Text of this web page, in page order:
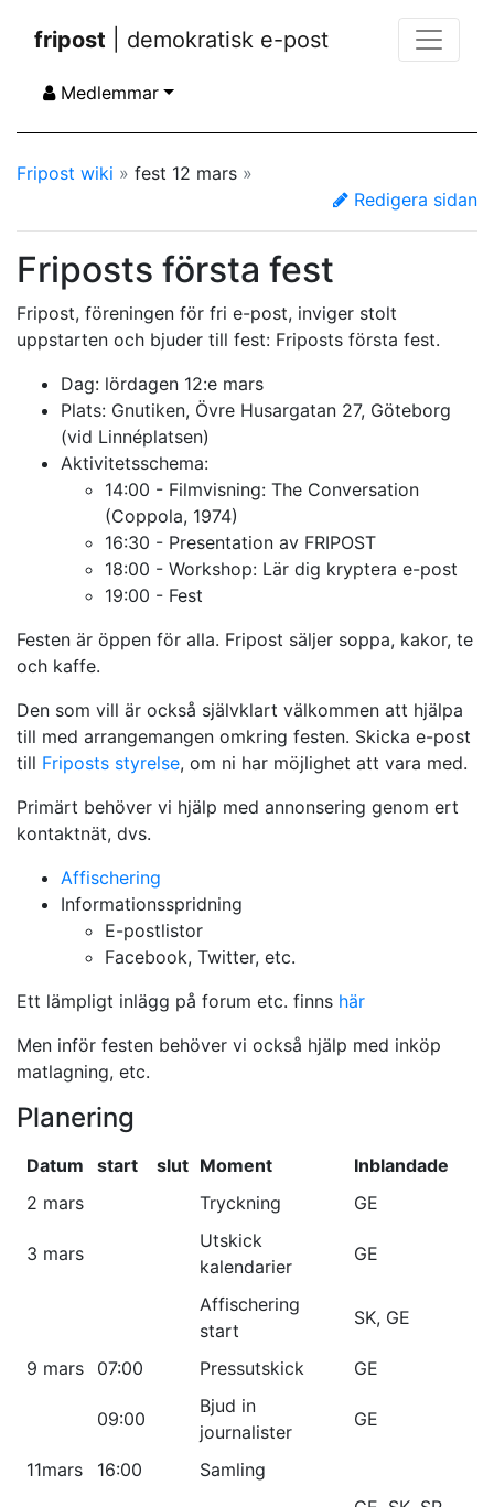
fripost | demokratisk e-post
Medlemmar
Fripost wiki » fest 12 mars »
Redigera sidan
Friposts första fest
Fripost, föreningen för fri e-post, inviger stolt
uppstarten och bjuder till fest: Friposts första fest.
Dag: lördagen 12:e mars
Plats: Gnutiken, Övre Husargatan 27, Göteborg
(vid Linnéplatsen)
Aktivitetsschema:
14:00 - Filmvisning: The Conversation
(Coppola, 1974)
16:30 - Presentation av FRIPOST
18:00 - Workshop: Lär dig kryptera e-post
19:00 - Fest
Festen är öppen för alla. Fripost säljer soppa, kakor, te
och kaffe.
Den som vill är också självklart välkommen att hjälpa
till med arrangemangen omkring festen. Skicka e-post
till Friposts styrelse, om ni har möjlighet att vara med.
Primärt behöver vi hjälp med annonsering genom ert
kontaktnät, dvs.
Affischering
Informationsspridning
E-postlistor
Facebook, Twitter, etc.
Ett lämpligt inlägg på forum etc. finns här
Men inför festen behöver vi också hjälp med inköp
matlagning, etc.
Planering
Datum start slut Moment
Inblandade
2 mars
Tryckning GE
3 mars
Utskick
kalendarier
GE
Affischering
start
SK, GE
9 mars 07:00 Pressutskick GE
09:00
Bjud in
journalister
GE
11mars 16:00 Samling